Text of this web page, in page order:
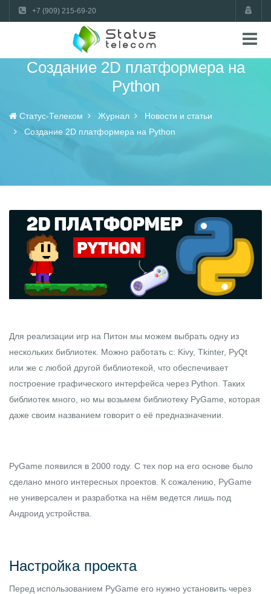
+7 (909) 215-69-20
Создание 2D платформера на
Python
Статус-Телеком Журнал
Новости и статьи
Создание 2D платформера на Python
Для реализации игр на Питон мы можем выбрать одну из
нескольких библиотек. Можно работать с: Kivy, Tkinter, PyQt
или же с любой другой библиотекой, что обеспечивает
построение графического интерфейса через Python. Таких
библиотек много, но мы возьмем библиотеку PyGame , которая
даже своим названием говорит о её предназначении.
PyGame появился в 2000 году. С тех пор на его основе было
сделано много интересных проектов . К сожалению, PyGame
не универсален и разработка на нём ведется лишь под
Андроид устройства.
Настройка проекта
Перед использованием PyGame его нужно установить через